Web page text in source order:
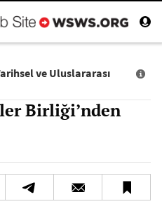
ve Uluslararası
Birliği’nden